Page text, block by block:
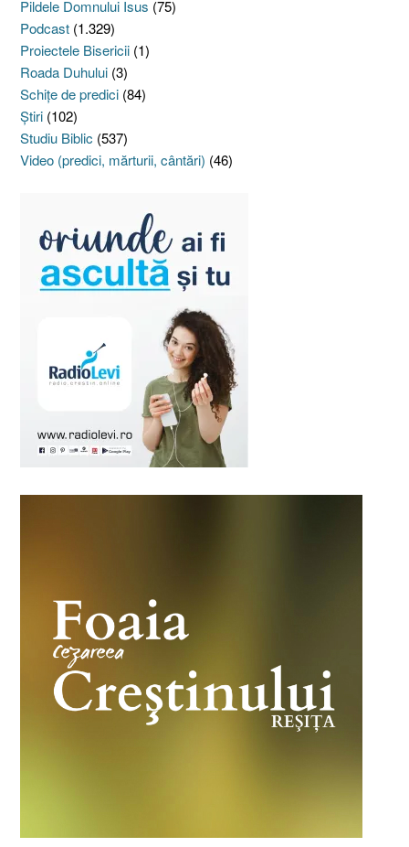
Pildele Domnului Isus (75)
Podcast (1.329)
Proiectele Bisericii (1)
Roada Duhului (3)
Schiţe de predici (84)
Ştiri (102)
Studiu Biblic (537)
Video (predici, mărturii, cântări) (46)